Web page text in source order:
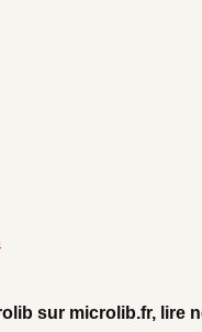
sur microlib.fr, lire